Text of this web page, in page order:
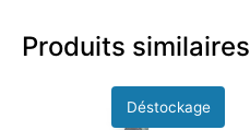
Produits similaires